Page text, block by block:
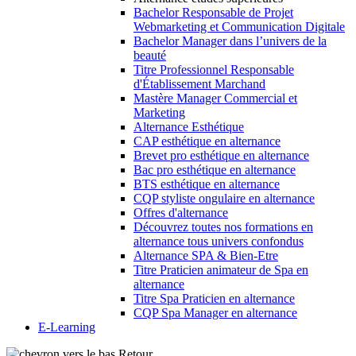
Bachelor Responsable de Projet
Webmarketing et Communication Digitale
Bachelor Manager dans l’univers de la
beauté
Titre Professionnel Responsable
d'Établissement Marchand
Mastère Manager Commercial et
Marketing
Alternance Esthétique
CAP esthétique en alternance
Brevet pro esthétique en alternance
Bac pro esthétique en alternance
BTS esthétique en alternance
CQP styliste ongulaire en alternance
Offres d'alternance
Découvrez toutes nos formations en
alternance tous univers confondus
Alternance SPA & Bien-Etre
Titre Praticien animateur de Spa en
alternance
Titre Spa Praticien en alternance
CQP Spa Manager en alternance
E-Learning